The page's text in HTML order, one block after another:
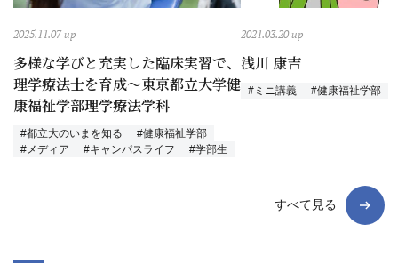
2025.11.07 up
多様な学びと充実した臨床実習で、
理学療法士を育成～東京都立大学健
康福祉学部理学療法学科
#都立大のいまを知る
#健康福祉学部
#メディア
#キャンパスライフ #学部生
2021.03.20 up
浅川 康吉
#ミニ講義 #健康福祉学部
すべて見る